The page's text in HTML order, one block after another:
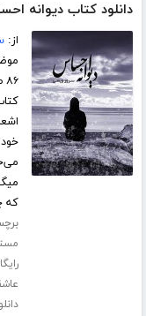
دانلود کتاب دیوانه
از:
۸۶ صفحه
که